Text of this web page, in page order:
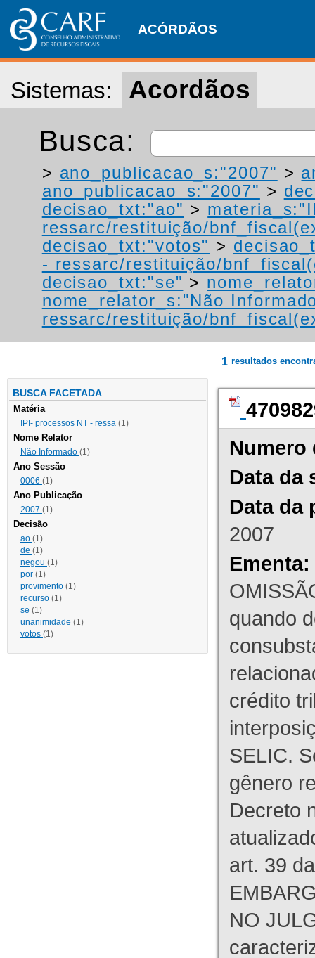
ACÓRDÃOS
Sistemas: Acordãos
Busca:
> ano_publicacao_s:"2007" >
ano_publicacao_s:"2007" >
decisao_txt:"ao" >
ressarc/restituição/
decisao_txt:"votos" >
- ressarc/restituição/
decisao_txt:"se" >
nome_relator_s:"Não
ressarc/restituição/
BUSCA FACETADA
Matéria
IPI- processos NT - ressa (1)
Nome Relator
Não Informado (1)
Ano Sessão
0006 (1)
Ano Publicação
2007 (1)
Decisão
ao (1)
de (1)
negou (1)
por (1)
provimento (1)
recurso (1)
se (1)
unanimidade (1)
votos (1)
1 resultados
Numero
Data da
Data da
2007
Ementa:
quando
crédito
SELIC.
gênero
Decreto
art. 39
NO